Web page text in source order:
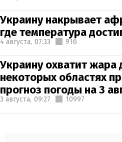
Украину накрывает
где температура
4 августа, 07:33 916
Украину охватит жара
некоторых областях
прогноз погоды на 3
3 августа, 09:27 10997